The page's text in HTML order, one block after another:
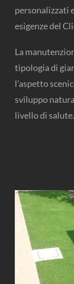
personalizzati
esigenze del
La
tipologia di
l’aspetto
sviluppo
livello di salute.